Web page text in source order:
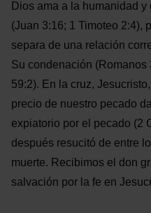
Dios ama a la humanidad
(Juan 3:16; 1 Timoteo 2:4),
separa de una relación
Su condenación (Romanos
59:2). En la cruz,
precio de nuestro pecado
expiatorio por el pecado (2
después resucitó de entre
muerte. Recibimos el don
salvación por la fe en